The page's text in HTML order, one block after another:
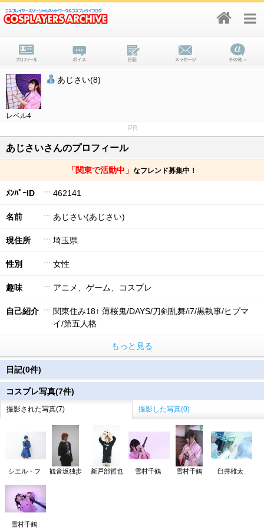
レベル4
あじさい(8)
PR
あじさいさんのプロフィール
「関東で活動中」 なフレンド募集中！
ﾒﾝﾊﾞｰID 462141
名前 あじさい(あじさい)
現住所 埼玉県
性別 女性
趣味 アニメ、ゲーム、コスプレ
自己紹介
関東住み18↑ 薄桜鬼/DAYS/刀剣乱舞/i7/黒執事/ヒプマ
イ/第五人格
もっと見る
日記(0件)
コスプレ写真(7件)
撮影された写真(7) 撮影した写真(0)
シエル・フ 観音坂独歩 新戸部哲也 雪村千鶴 雪村千鶴 臼井雄太
雪村千鶴